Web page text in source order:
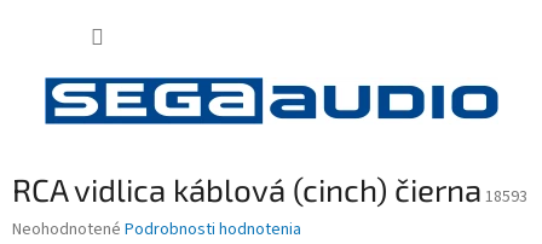
RCA vidlica káblová (cinch) čierna 18593
Priemerné
Neohodnotené Podrobnosti hodnotenia